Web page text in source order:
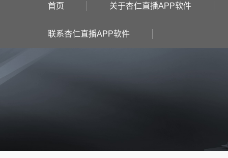
首页 关于杏仁直播APP软件
联系杏仁直播APP软件